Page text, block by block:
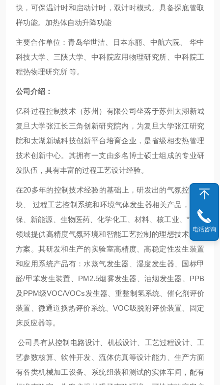
快，可保温计时和启动计时，双计时模式。具备探底管取
样功能。加热体自动升降功能
主要合作单位：青岛华世洁、日本东丽、中航六院、 华中
科技大学、三陕大学、中科院应用物理研究所、中科院工
程热物理研究所 等。
公司介绍：
亿科过程控制技术（苏州）有限公司坐落于苏州太湖新城
复旦大学张江长三角创新研究院内，为复旦大学张江研究
院和太湖新城科技创新平台培育企业，是省级相变热管理
技术创新中心。其拥有一支由多名博士硕士组成的专业研
发队伍，具有丰富的过程工艺设计经验。
在20多年的控制技术经验的基础上，研发出的气氛控制模
块、 过程工艺控制系统和环境气体发生器相关产品，为环
保、新能源、生物医药、化学化工、材料、核工业、*业等
领域提供高精度气氛环境和智能工艺控制的理想技术解决
方案。其研发和生产的实验室高精度、高稳定性发生装置
和应用系统产品有：水蒸气发生器、湿度发生器、国标甲
醛/甲苯发生装置、PM2.5烟雾发生器、油烟发生器、PPB
及PPM级VOC/VOCs发生器、重整制氢系统、催化剂评价
装置、微通道换热评价系统、VOC吸脱附评价装置、固定
床反应器等。
公司具有从控制电路设计、机械设计、工艺过程设计、工
艺参数核算、软件开发、流体仿真等设计能力、生产方面
有各类机械加工设备、系统组装和测试的实体车间，配有
电话咨询